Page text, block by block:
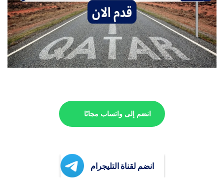
انضم إلى واتساب مجانًا
انضم لقناة التليجرام